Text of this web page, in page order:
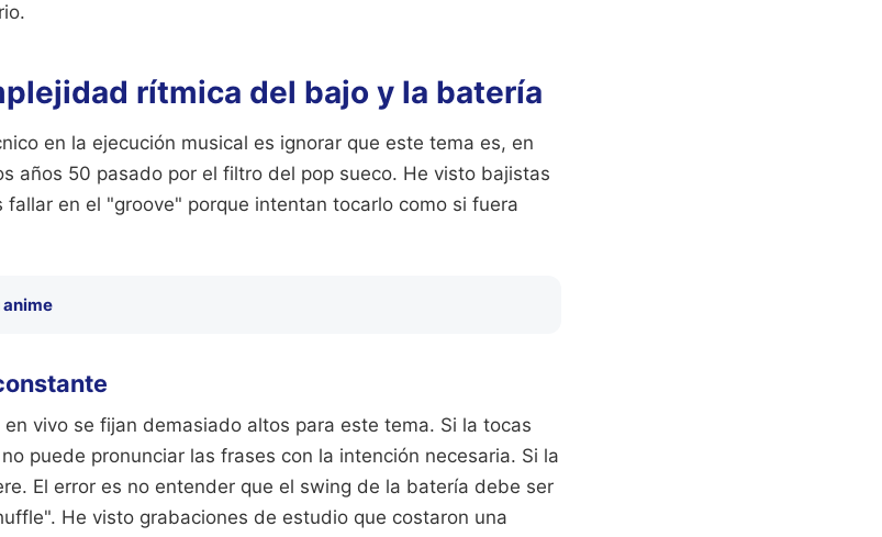
rítmica del bajo y la batería
en la ejecución musical es ignorar que este tema es, en
años 50 pasado por el filtro del pop sueco. He visto bajistas
en el "groove" porque intentan tocarlo como si fuera
vivo se fijan demasiado altos para este tema. Si la tocas
puede pronunciar las frases con la intención necesaria. Si la
El error es no entender que el swing de la batería debe ser
He visto grabaciones de estudio que costaron una